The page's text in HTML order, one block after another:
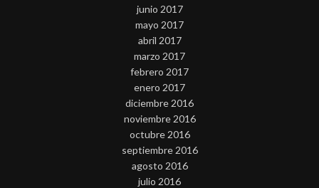
junio 2017
mayo 2017
abril 2017
marzo 2017
febrero 2017
enero 2017
diciembre 2016
noviembre 2016
octubre 2016
septiembre 2016
agosto 2016
julio 2016